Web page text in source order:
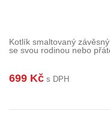
Kotlík smaltovaný
se svou rodinou nebo
699 Kč s DPH